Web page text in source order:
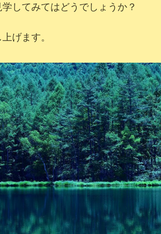
してみてはどうでしょうか？
げます。